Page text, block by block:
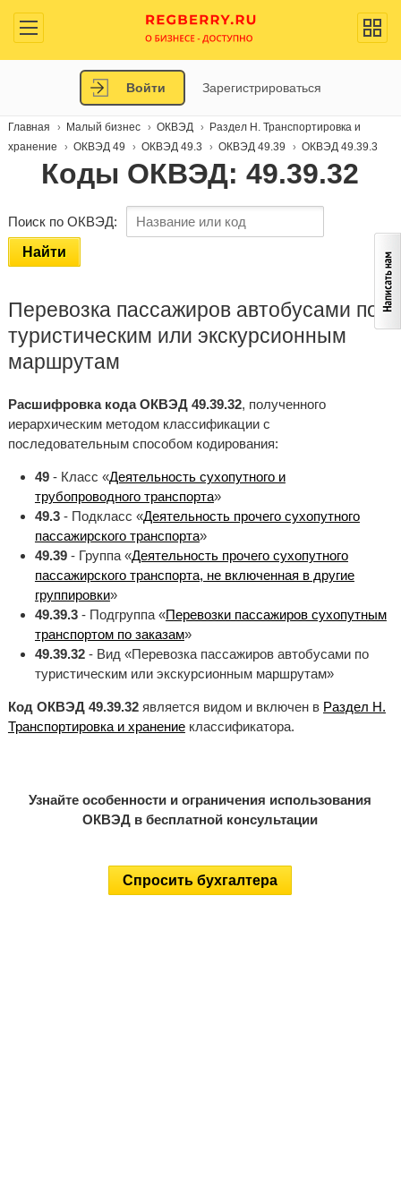
Войти Зарегистрироваться
Главная Малый бизнес ОКВЭД
Раздел H. Транспортировка и
хранение
ОКВЭД 49 ОКВЭД 49.3 ОКВЭД 49.39 ОКВЭД 49.39.3
Коды ОКВЭД: 49.39.32
Поиск по ОКВЭД:
Найти
Перевозка пассажиров автобусами по
туристическим или экскурсионным
маршрутам
Расшифровка кода ОКВЭД 49.39.32, полученного
иерархическим методом классификации с
последовательным способом кодирования:
49- Класс «Деятельность сухопутного и
трубопроводного транспорта»
49.3- Подкласс «Деятельность прочего сухопутного
пассажирского транспорта»
49.39- Группа «Деятельность прочего сухопутного
пассажирского транспорта, не включенная в другие
группировки»
49.39.3- Подгруппа «Перевозки пассажиров сухопутным
транспортом по заказам»
49.39.32- Вид «Перевозка пассажиров автобусами по
туристическим или экскурсионным маршрутам»
Код ОКВЭД 49.39.32является видом и включен в Раздел H.
Транспортировка и хранениеклассификатора.
Узнайте особенности и ограничения использования
ОКВЭД в бесплатной консультации
Спросить бухгалтера